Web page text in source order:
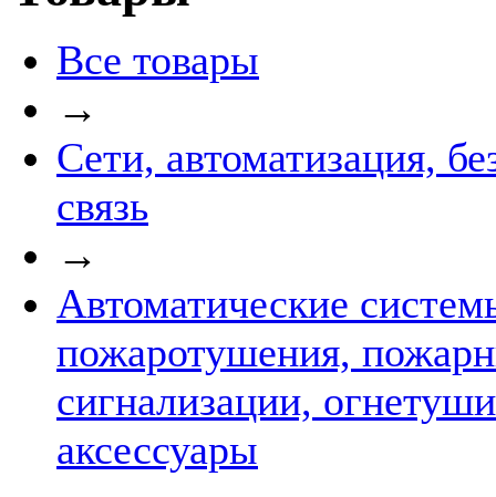
Все товары
→
Сети, автоматизация,
связь
→
Автоматические
пожаротушения,
сигнализации,
аксессуары